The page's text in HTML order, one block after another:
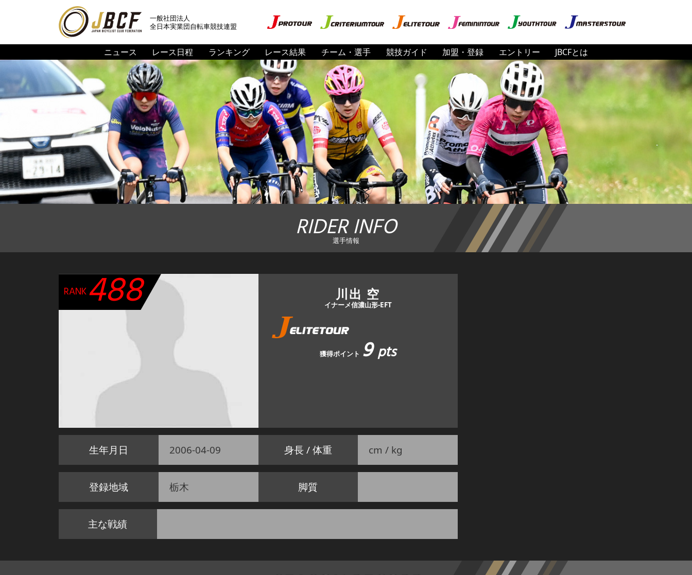
一般社団法人
全日本実業団自転車競技連盟
ニュース レース日程 ランキング レース結果 チーム・選手 競技ガイド 加盟・登録 エントリー JBCFとは
RIDER INFO
選手情報
RANK488 川出 空
イナーメ信濃山形-EFT
獲得ポイント 9pts
生年月日 2006-04-09 身長 / 体重 cm / kg
登録地域 栃木 脚質
主な戦績